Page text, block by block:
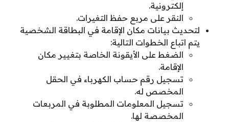
إلكترونية.
النقر على مربع حفظ التغيرات.
لتحديث بيانات مكان الإقامة في البطاقة الشخصية
يتم اتباع الخطوات التالية:
الضغط على الأيقونة الخاصة بتغيير مكان
الإقامة.
تسجيل رقم حساب الكهرباء في الحقل
المخصص له.
تسجيل المعلومات المطلوبة في المربعات
المخصصة لها.